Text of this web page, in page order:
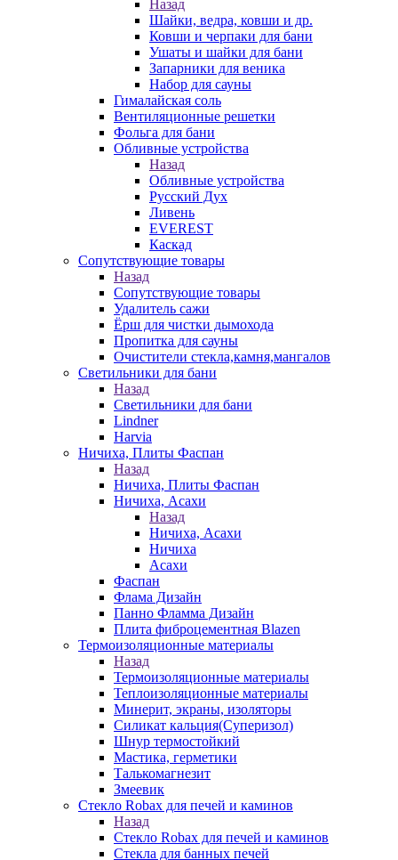
Назад
Шайки, ведра, ковши и др.
Ковши и черпаки для бани
Ушаты и шайки для бани
Запарники для веника
Набор для сауны
Гималайская соль
Вентиляционные решетки
Фольга для бани
Обливные устройства
Назад
Обливные устройства
Русский Дух
Ливень
EVEREST
Каскад
Сопутствующие товары
Назад
Сопутствующие товары
Удалитель сажи
Ёрш для чистки дымохода
Пропитка для сауны
Очистители стекла,камня,мангалов
Светильники для бани
Назад
Светильники для бани
Lindner
Harvia
Ничиха, Плиты Фаспан
Назад
Ничиха, Плиты Фаспан
Ничиха, Асахи
Назад
Ничиха, Асахи
Ничиха
Асахи
Фаспан
Флама Дизайн
Панно Фламма Дизайн
Плита фиброцементная Blazen
Термоизоляционные материалы
Назад
Термоизоляционные материалы
Теплоизоляционные материалы
Минерит, экраны, изоляторы
Силикат кальция(Суперизол)
Шнур термостойкий
Мастика, герметики
Талькомагнезит
Змеевик
Стекло Robax для печей и каминов
Назад
Стекло Robax для печей и каминов
Стекла для банных печей